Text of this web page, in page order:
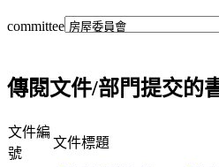
committee
傳閱文件/部門提交的
文件編
號
文件標題